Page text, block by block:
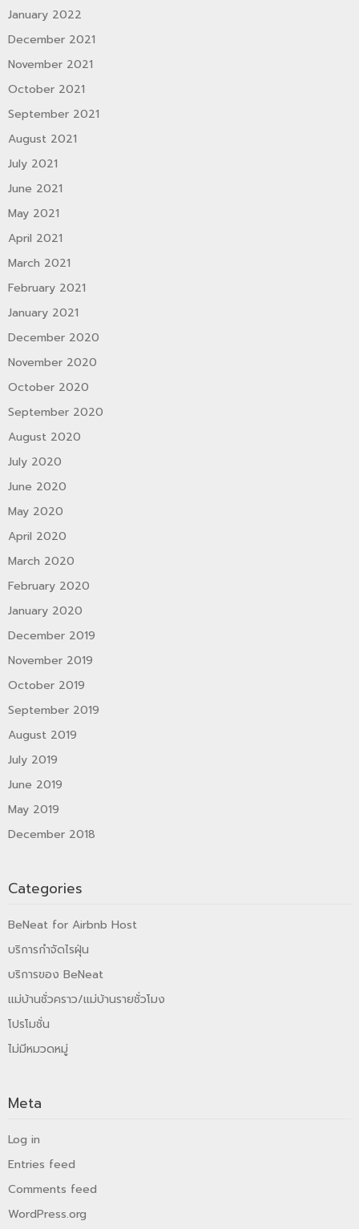
January 2022
December 2021
November 2021
October 2021
September 2021
August 2021
July 2021
June 2021
May 2021
April 2021
March 2021
February 2021
January 2021
December 2020
November 2020
October 2020
September 2020
August 2020
July 2020
June 2020
May 2020
April 2020
March 2020
February 2020
January 2020
December 2019
November 2019
October 2019
September 2019
August 2019
July 2019
June 2019
May 2019
December 2018
Categories
BeNeat for Airbnb Host
บริการกำจัดไรฝุ่น
บริการของ BeNeat
แม่บ้านชั่วคราว/แม่บ้านรายชั่วโมง
โปรโมชั่น
ไม่มีหมวดหมู่
Meta
Log in
Entries feed
Comments feed
WordPress.org